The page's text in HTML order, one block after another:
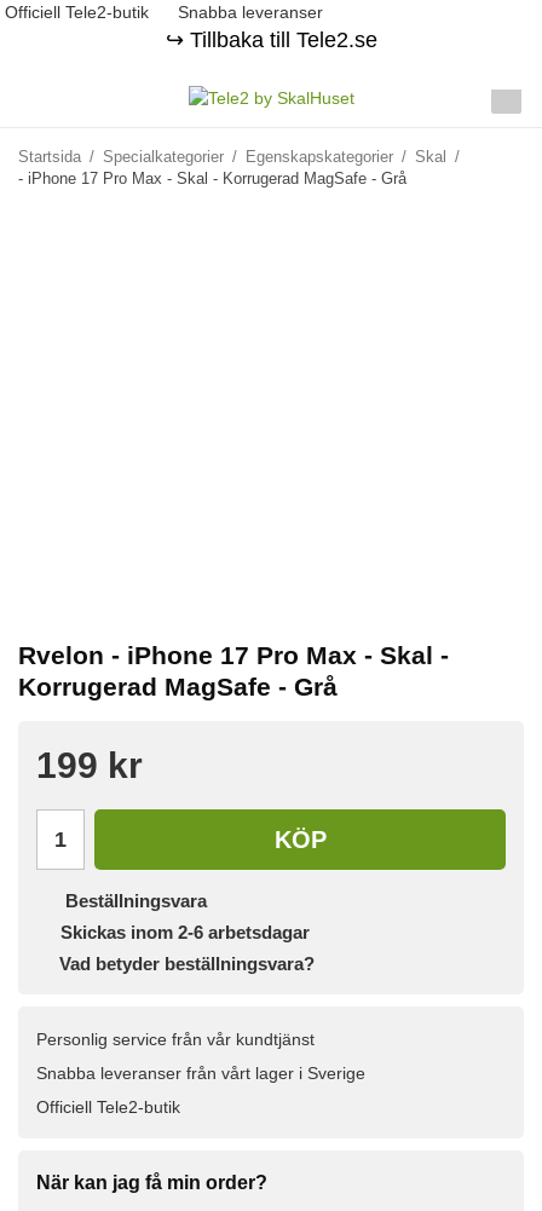
Officiell Tele2-butik Snabba leveranser
↪️ Tillbaka till Tele2.se
Startsida / Specialkategorier / Egenskapskategorier / Skal
/
- iPhone 17 Pro Max - Skal - Korrugerad MagSafe - Grå
Rvelon - iPhone 17 Pro Max - Skal -
Korrugerad MagSafe - Grå
199 kr
KÖP
Beställningsvara
Skickas inom 2-6 arbetsdagar
Vad betyder beställningsvara?
Personlig service från vår kundtjänst
Snabba leveranser från vårt lager i Sverige
Officiell Tele2-butik
När kan jag få min order?